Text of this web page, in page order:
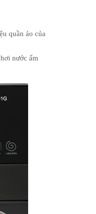
quần áo của
nước ấm